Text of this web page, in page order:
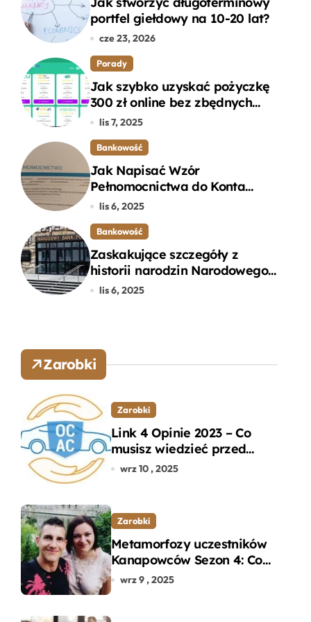
portfel giełdowy na 10-20 lat?
cze 23, 2026
Porady
Jak szybko uzyskać pożyczkę
300 zł online bez zbędnych
formalności?
lis 7, 2025
Bankowość
Jak Napisać Wzór
Pełnomocnictwa do Konta
Bankowego – Praktyczny
lis 6, 2025
Bankowość
Zaskakujące szczegóły z
historii narodzin Narodowego
Banku Polskiego, o których
lis 6, 2025
Zarobki
Zarobki
Link 4 Opinie 2023 – Co
musisz wiedzieć przed
wyborem ubezpieczenia
wrz 10 , 2025
Zarobki
Metamorfozy uczestników
Kanapowców Sezon 4: Co
naprawdę zaskoczyło
wrz 9 , 2025